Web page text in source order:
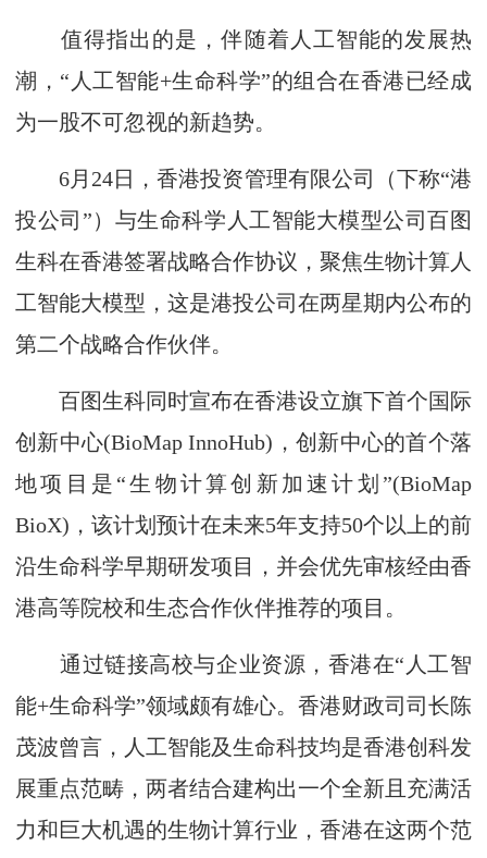
值得指出的是，伴随着人工智能的发展热
潮，“人工智能+生命科学”的组合在香港已经成
为一股不可忽视的新趋势。
6月24日，香港投资管理有限公司（下称“港
投公司”）与生命科学人工智能大模型公司百图
生科在香港签署战略合作协议，聚焦生物计算人
工智能大模型，这是港投公司在两星期内公布的
第二个战略合作伙伴。
百图生科同时宣布在香港设立旗下首个国际
创新中心(BioMap InnoHub)，创新中心的首个落
地项目是“生物计算创新加速计划”(BioMap
BioX)，该计划预计在未来5年支持50个以上的前
沿生命科学早期研发项目，并会优先审核经由香
港高等院校和生态合作伙伴推荐的项目。
通过链接高校与企业资源，香港在“人工智
能+生命科学”领域颇有雄心。香港财政司司长陈
茂波曾言，人工智能及生命科技均是香港创科发
展重点范畴，两者结合建构出一个全新且充满活
力和巨大机遇的生物计算行业，香港在这两个范